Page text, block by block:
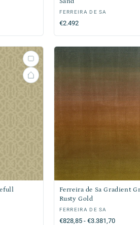
Verkoper:
FERREIRA DE SA
Normale
€2.492
Ferreira de Sa Gradient
Rusty Gold
Verkoper:
FERREIRA DE SA
Normale
€828,85 - €3.381,70